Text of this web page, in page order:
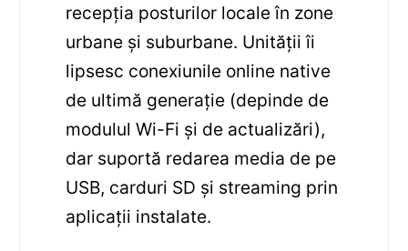
recepția posturilor locale în zone
urbane și suburbane. Unității îi
lipsesc conexiunile online native
de ultimă generație (depinde de
modulul Wi-Fi și de actualizări),
dar suportă redarea media de pe
USB, carduri SD și streaming prin
aplicații instalate.